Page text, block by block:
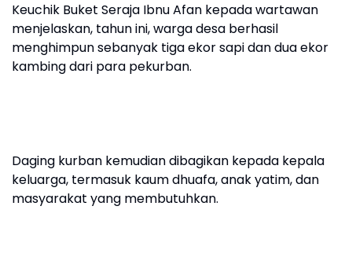
Keuchik Buket Seraja Ibnu Afan kepada wartawan
menjelaskan, tahun ini, warga desa berhasil
menghimpun sebanyak tiga ekor sapi dan dua ekor
kambing dari para pekurban.
Daging kurban kemudian dibagikan kepada kepala
keluarga, termasuk kaum dhuafa, anak yatim, dan
masyarakat yang membutuhkan.